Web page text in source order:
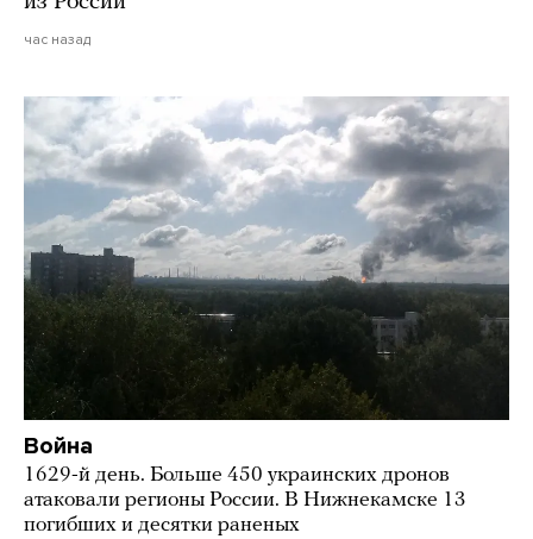
час назад
Война
1629-й день. Больше 450 украинских дронов
атаковали регионы России. В Нижнекамске 13
погибших и десятки раненых